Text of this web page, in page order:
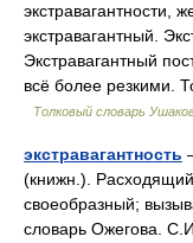
экстравагантности,
экстравагантный.
Экстравагантный
всё более резкими.
Толковый словарь
экстравагантность
(книжн.).
своеобразный;
словарь Ожегова.